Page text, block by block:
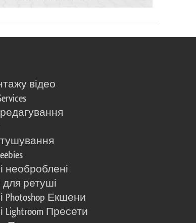
відео
необроблені
ретуші
Photoshop Екшени
Lightroom Пресети